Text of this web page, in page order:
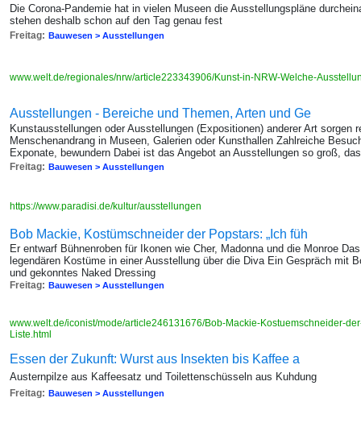
Die Corona-Pandemie hat in vielen Museen die Ausstellungspläne
stehen deshalb schon auf den Tag genau fest
Freitag: Bauwesen > Ausstellungen
www.welt.de/regionales/nrw/article223343906/Kunst-in-NRW-Welche-
Ausstellungen - Bereiche und Themen, Arten und Ge
Kunstausstellungen oder Ausstellungen (Expositionen) anderer Art sorgen
Menschenandrang in Museen, Galerien oder Kunsthallen Zahlreiche
Exponate, bewundern Dabei ist das Angebot an Ausstellungen so groß,
Freitag: Bauwesen > Ausstellungen
https://www.paradisi.de/kultur/ausstellungen
Bob Mackie, Kostümschneider der Popstars: „Ich füh
Er entwarf Bühnenroben für Ikonen wie Cher, Madonna und die Monroe
legendären Kostüme in einer Ausstellung über die Diva Ein Gespräch mit
und gekonntes Naked Dressing
Freitag: Bauwesen > Ausstellungen
www.welt.de/iconist/mode/article246131676/Bob-Mackie-Kostuemschneider-
Liste.html
Essen der Zukunft: Wurst aus Insekten bis Kaffee a
Austernpilze aus Kaffeesatz und Toilettenschüsseln aus Kuhdung
Freitag: Bauwesen > Ausstellungen